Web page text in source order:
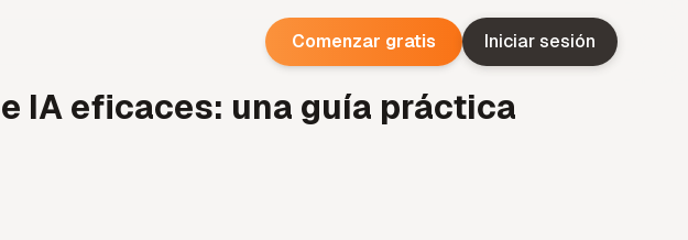
Comenzar gratis Iniciar sesión
IA eficaces: una guía práctica